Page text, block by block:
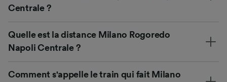
Centrale ?
Quelle est la distance Milano Rogoredo
Napoli Centrale ?
Comment s'appelle le train qui fait Milano